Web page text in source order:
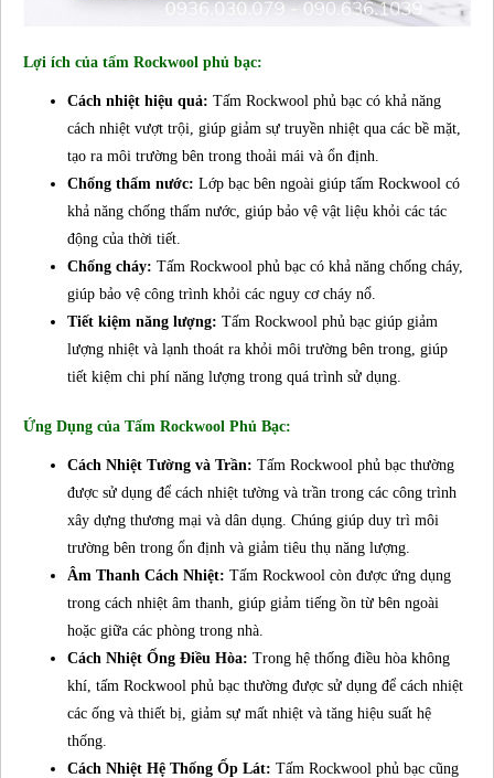
Lợi ích của tấm Rockwool phủ bạc:
Cách nhiệt hiệu quả: Tấm Rockwool phủ bạc có khả năng
cách nhiệt vượt trội, giúp giảm sự truyền nhiệt qua các bề mặt,
tạo ra môi trường bên trong thoải mái và ổn định.
Chống thấm nước: Lớp bạc bên ngoài giúp tấm Rockwool có
khả năng chống thấm nước, giúp bảo vệ vật liệu khỏi các tác
động của thời tiết.
Chống cháy: Tấm Rockwool phủ bạc có khả năng chống cháy,
giúp bảo vệ công trình khỏi các nguy cơ cháy nổ.
Tiết kiệm năng lượng: Tấm Rockwool phủ bạc giúp giảm
lượng nhiệt và lạnh thoát ra khỏi môi trường bên trong, giúp
tiết kiệm chi phí năng lượng trong quá trình sử dụng.
Ứng Dụng của Tấm Rockwool Phủ Bạc:
Cách Nhiệt Tường và Trần: Tấm Rockwool phủ bạc thường
được sử dụng để cách nhiệt tường và trần trong các công trình
xây dựng thương mại và dân dụng. Chúng giúp duy trì môi
trường bên trong ổn định và giảm tiêu thụ năng lượng.
Âm Thanh Cách Nhiệt: Tấm Rockwool còn được ứng dụng
trong cách nhiệt âm thanh, giúp giảm tiếng ồn từ bên ngoài
hoặc giữa các phòng trong nhà.
Cách Nhiệt Ống Điều Hòa: Trong hệ thống điều hòa không
khí, tấm Rockwool phủ bạc thường được sử dụng để cách nhiệt
các ống và thiết bị, giảm sự mất nhiệt và tăng hiệu suất hệ
thống.
Cách Nhiệt Hệ Thống Ốp Lát: Tấm Rockwool phủ bạc cũng